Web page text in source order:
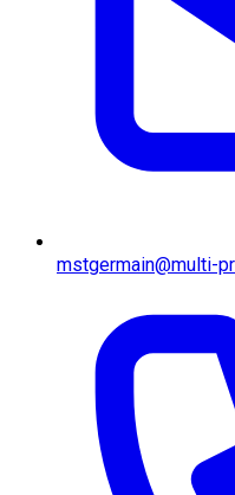
mstgermain@multi-